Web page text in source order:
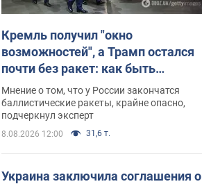
Кремль получил "окно
возможностей", а Трамп остался
почти без ракет: как быть
Украине? Интервью с Мельником
Мнение о том, что у России закончатся
баллистические ракеты, крайне опасно,
подчеркнул эксперт
8.08.2026 12:00 31,6 т.
Украина заключила соглашения о